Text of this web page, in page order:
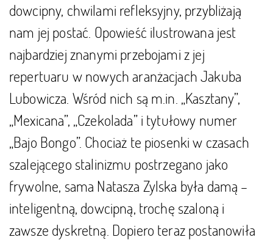
dowcipny, chwilami refleksyjny, przybliżają
nam jej postać. Opowieść ilustrowana jest
najbardziej znanymi przebojami z jej
repertuaru w nowych aranżacjach Jakuba
Lubowicza. Wśród nich są m.in. „Kasztany”,
„Mexicana”, „Czekolada” i tytułowy numer
„Bajo Bongo”. Chociaż te piosenki w czasach
szalejącego stalinizmu postrzegano jako
frywolne, sama Natasza Zylska była damą –
inteligentną, dowcipną, trochę szaloną i
zawsze dyskretną. Dopiero teraz postanowiła